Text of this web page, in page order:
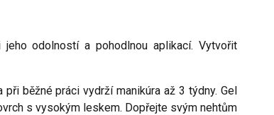
odolností a pohodlnou aplikací. Vytvořit
běžné práci vydrží manikúra až 3 týdny. Gel
s vysokým leskem. Dopřejte svým nehtům